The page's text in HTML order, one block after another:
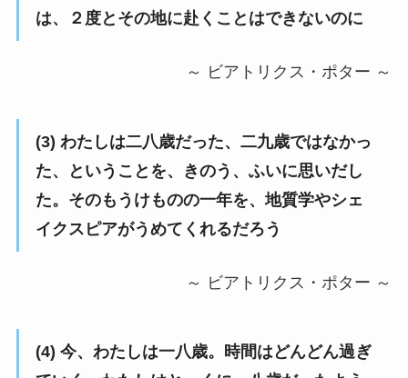
は、２度とその地に赴くことはできないのに
～ ビアトリクス・ポター ～
(3) わたしは二八歳だった、二九歳ではなかっ
た、ということを、きのう、ふいに思いだし
た。そのもうけものの一年を、地質学やシェ
イクスピアがうめてくれるだろう
～ ビアトリクス・ポター ～
(4) 今、わたしは一八歳。時間はどんどん過ぎ